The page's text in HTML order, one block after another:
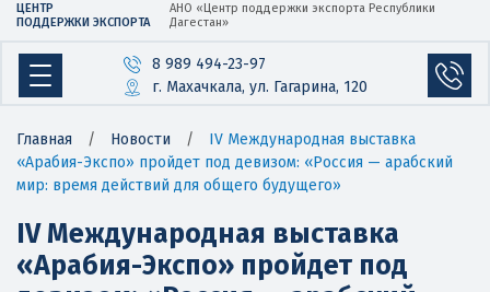
ЦЕНТР
ПОДДЕРЖКИ ЭКСПОРТА
АНО «Центр поддержки экспорта Республики
Дагестан»
8 989 494-23-97
г. Махачкала, ул. Гагарина, 120
Главная / Новости /
IV Международная выставка
«Арабия-Экспо» пройдет под девизом: «Россия — арабский
мир: время действий для общего будущего»
IV Международная выставка
«Арабия-Экспо» пройдет под